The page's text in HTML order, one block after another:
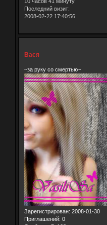
Последний визит:
2008-02-22 17:40:56
Вася
~за руку со смертью~
Зарегистрирован: 2008-01-30
Приглашений: 0